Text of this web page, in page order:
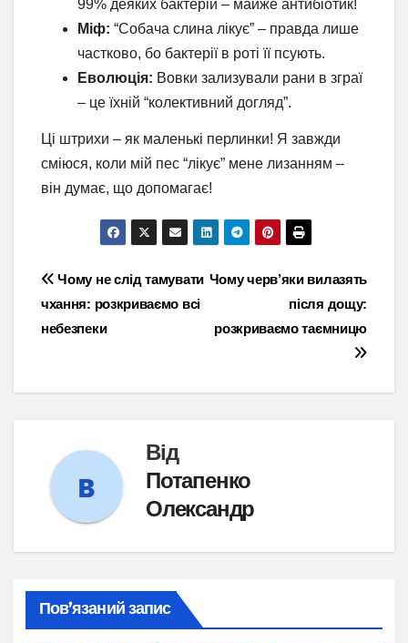
99% деяких бактерій – майже антибіотик!
Міф: “Собача слина лікує” – правда лише
частково, бо бактерії в роті її псують.
Еволюція: Вовки зализували рани в зграї
– це їхній “колективний догляд”.
Ці штрихи – як маленькі перлинки! Я завжди
сміюся, коли мій пес “лікує” мене лизанням –
він думає, що допомагає!
Навігація
записів
Чому черв’яки вилазять
після дощу:
розкриваємо таємницю
Чому не слід тамувати
чхання: розкриваємо всі
небезпеки
Від
Потапенко
Олександр
Пов’язаний запис